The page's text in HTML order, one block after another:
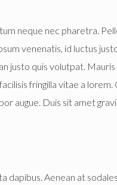
neque nec pharetra.
venenatis, id luctus
justo quis volutpat.
fringilla vitae a
augue. Duis sit amet
dapibus. Aenean at